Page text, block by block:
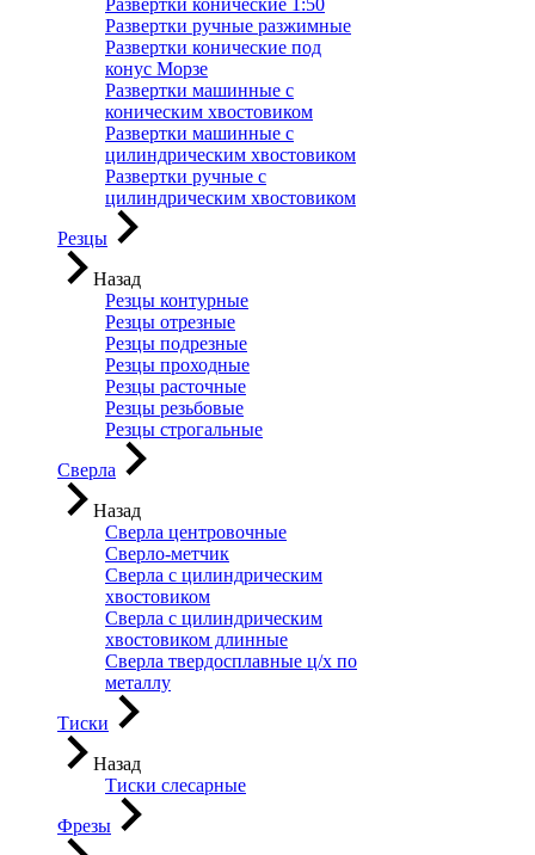
Развертки конические 1:50
Развертки ручные разжимные
Развертки конические под
конус Морзе
Развертки машинные с
коническим хвостовиком
Развертки машинные с
цилиндрическим хвостовиком
Развертки ручные с
цилиндрическим хвостовиком
Резцы
Назад
Резцы контурные
Резцы отрезные
Резцы подрезные
Резцы проходные
Резцы расточные
Резцы резьбовые
Резцы строгальные
Сверла
Назад
Сверла центровочные
Сверло-метчик
Сверла с цилиндрическим
хвостовиком
Сверла с цилиндрическим
хвостовиком длинные
Сверла твердосплавные ц/х по
металлу
Тиски
Назад
Тиски слесарные
Фрезы